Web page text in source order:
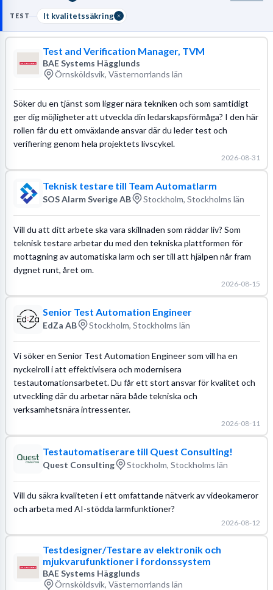
förståelse för mjukvaruutvecklingens livscykel.
Läs mer om yrket:
Löneguide Arbetsuppgifter Utbildningsguide
TEST It kvalitetssäkring
Test and Verification Manager, TVM
BAE Systems Hägglunds
Örnsköldsvik, Västernorrlands län
Söker du en tjänst som ligger nära tekniken och som samtidigt
ger dig möjligheter att utveckla din ledarskapsförmåga? I den här
rollen får du ett omväxlande ansvar där du leder test och
verifiering genom hela projektets livscykel.
2026-08-31
Teknisk testare till Team Automatlarm
SOS Alarm Sverige AB Stockholm, Stockholms län
Vill du att ditt arbete ska vara skillnaden som räddar liv? Som
teknisk testare arbetar du med den tekniska plattformen för
mottagning av automatiska larm och ser till att hjälpen når fram
dygnet runt, året om.
2026-08-15
Senior Test Automation Engineer
EdZa AB Stockholm, Stockholms län
Vi söker en Senior Test Automation Engineer som vill ha en
nyckelroll i att effektivisera och modernisera
testautomationsarbetet. Du får ett stort ansvar för kvalitet och
utveckling där du arbetar nära både tekniska och
verksamhetsnära intressenter.
2026-08-11
Testautomatiserare till Quest Consulting!
Quest Consulting Stockholm, Stockholms län
Vill du säkra kvaliteten i ett omfattande nätverk av videokameror
och arbeta med AI-stödda larmfunktioner?
2026-08-12
Testdesigner/Testare av elektronik och
mjukvarufunktioner i fordonssystem
BAE Systems Hägglunds
Örnsköldsvik, Västernorrlands län